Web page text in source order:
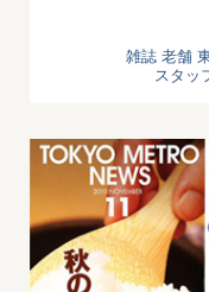
雑誌 老舗
スタッ